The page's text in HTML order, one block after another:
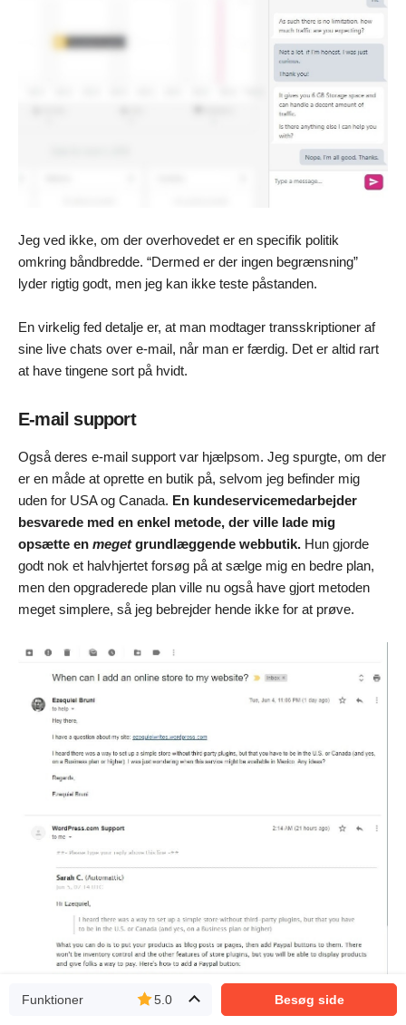
Jeg ved ikke, om der overhovedet er en specifik politik
omkring båndbredde. “Dermed er der ingen begrænsning”
lyder rigtig godt, men jeg kan ikke teste påstanden.
En virkelig fed detalje er, at man modtager transskriptioner af
sine live chats over e-mail, når man er færdig. Det er altid rart
at have tingene sort på hvidt.
E-mail support
Også deres e-mail support var hjælpsom. Jeg spurgte, om der
er en måde at oprette en butik på, selvom jeg befinder mig
uden for USA og Canada. En kundeservicemedarbejder
besvarede med en enkel metode, der ville lade mig
opsætte en megetgrundlæggende webbutik. Hun gjorde
godt nok et halvhjertet forsøg på at sælge mig en bedre plan,
men den opgraderede plan ville nu også have gjort metoden
meget simplere, så jeg bebrejder hende ikke for at prøve.
Funktioner 5.0 Besøg side